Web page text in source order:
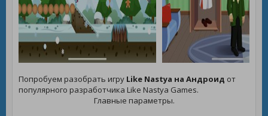
Попробуем разобрать игру Like Nastya на Андроид от
популярного разработчика Like Nastya Games.
Главные параметры.